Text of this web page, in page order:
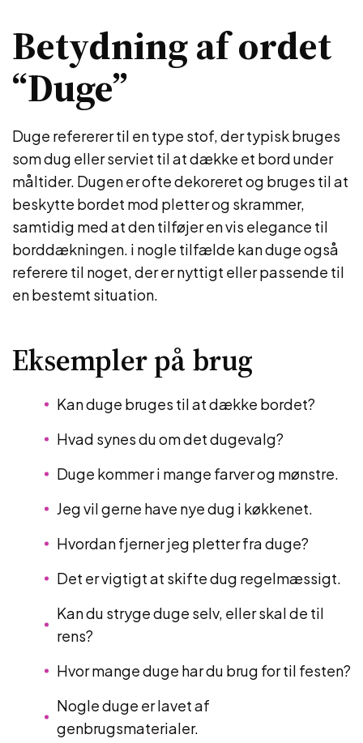
Betydning af ordet
“Duge”
Duge refererer til en type stof, der typisk bruges
som dug eller serviet til at dække et bord under
måltider. Dugen er ofte dekoreret og bruges til at
beskytte bordet mod pletter og skrammer,
samtidig med at den tilføjer en vis elegance til
borddækningen. i nogle tilfælde kan duge også
referere til noget, der er nyttigt eller passende til
en bestemt situation.
Eksempler på brug
Kan duge bruges til at dække bordet?
Hvad synes du om det dugevalg?
Duge kommer i mange farver og mønstre.
Jeg vil gerne have nye dug i køkkenet.
Hvordan fjerner jeg pletter fra duge?
Det er vigtigt at skifte dug regelmæssigt.
Kan du stryge duge selv, eller skal de til
rens?
Hvor mange duge har du brug for til festen?
Nogle duge er lavet af
genbrugsmaterialer.